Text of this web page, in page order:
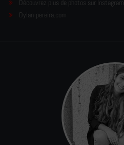
Découvrez plus de photos sur Instagram
Dylan-pereira.com